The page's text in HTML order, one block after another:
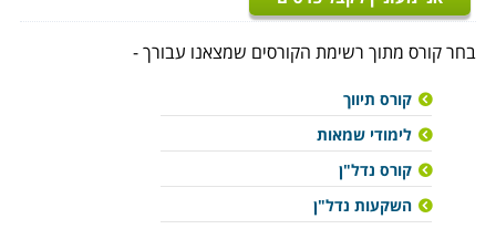
בחר קורס מתוך רשימת הקורסים שמצאנו עבורך -
קורס תיווך
לימודי שמאות
קורס נדל"ן
השקעות נדל"ן